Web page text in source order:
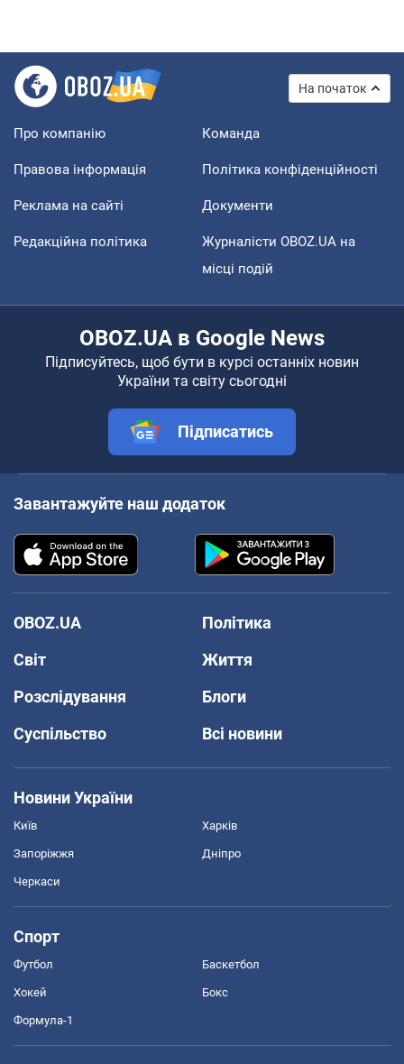
На початок
Про компанію Команда
Правова інформація Політика конфіденційності
Реклама на сайті Документи
Редакційна політика
Журналісти OBOZ.UA на
місці подій
OBOZ.UA в Google News
Підписуйтесь, щоб бути в курсі останніх новин
України та світу сьогодні
Підписатись
Завантажуйте наш додаток
OBOZ.UA
Політика
Світ
Життя
Розслідування
Блоги
Суспільство
Всі новини
Новини України
Київ Харків
Запоріжжя Дніпро
Черкаси
Спорт
Футбол Баскетбол
Хокей Бокс
Формула-1